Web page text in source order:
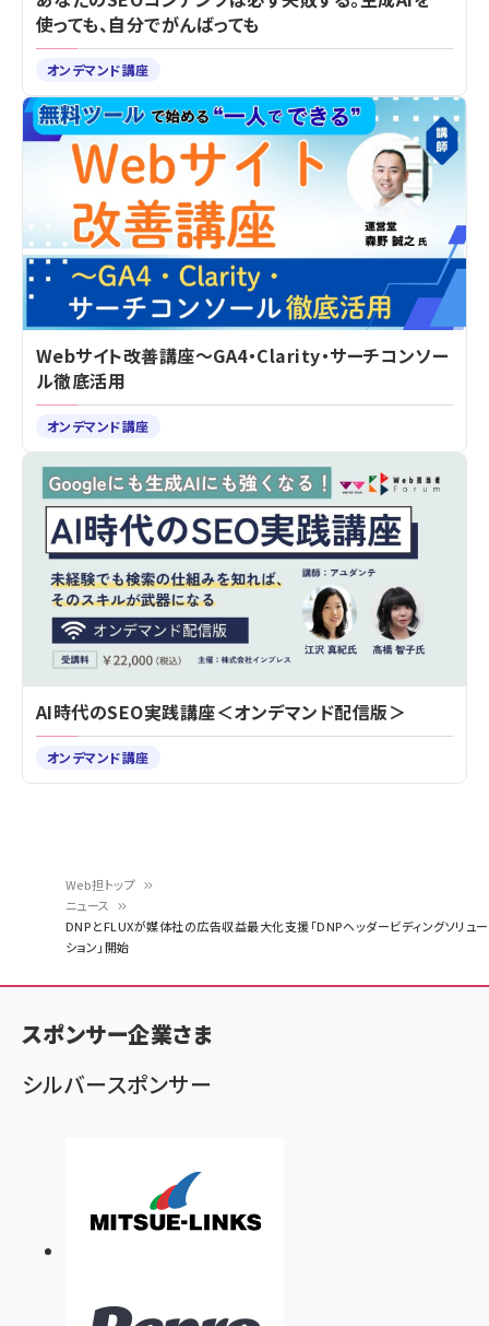
く
ず
Web担トップ
ニュース
DNPとFLUXが媒体社の広告収益最大化支援「DNPヘッダービディングソリュー
ション」開始
使っても、自分でがんばっても
オンデマンド講座
Webサイト改善講座～GA4・Clarity・サーチコンソー
ル徹底活用
オンデマンド講座
AI時代のSEO実践講座＜オンデマンド配信版＞
オンデマンド講座
スポンサー企業さま
シルバースポンサー